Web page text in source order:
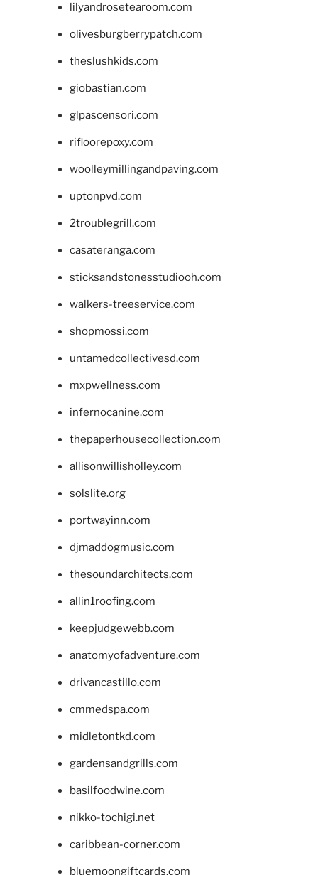
lilyandrosetearoom.com
olivesburgberrypatch.com
theslushkids.com
giobastian.com
glpascensori.com
rifloorepoxy.com
woolleymillingandpaving.com
uptonpvd.com
2troublegrill.com
casateranga.com
sticksandstonesstudiooh.com
walkers-treeservice.com
shopmossi.com
untamedcollectivesd.com
mxpwellness.com
infernocanine.com
thepaperhousecollection.com
allisonwillisholley.com
solslite.org
portwayinn.com
djmaddogmusic.com
thesoundarchitects.com
allin1roofing.com
keepjudgewebb.com
anatomyofadventure.com
drivancastillo.com
cmmedspa.com
midletontkd.com
gardensandgrills.com
basilfoodwine.com
nikko-tochigi.net
caribbean-corner.com
bluemoongiftcards.com